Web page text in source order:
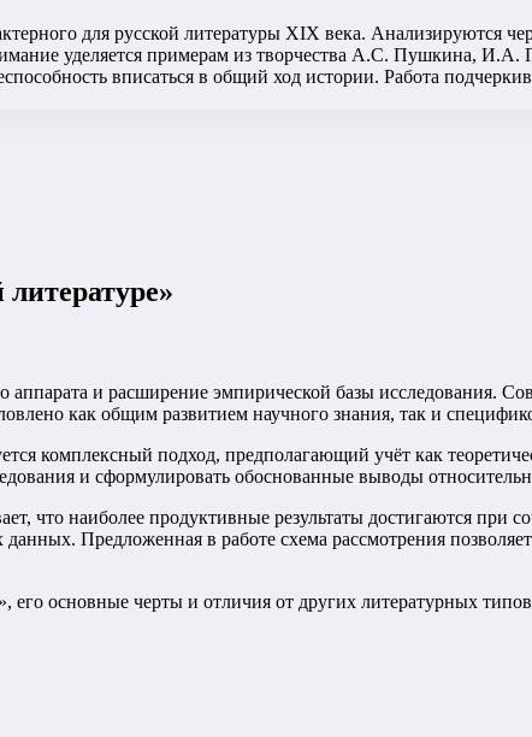
для русской литературы XIX века. Анализируются
уделяется примерам из творчества А.С. Пушкина, И.А.
вписаться в общий ход истории. Работа
»
аппарата и расширение эмпирической базы исследования.
как общим развитием научного знания, так и
комплексный подход, предполагающий учёт как
и сформулировать обоснованные выводы
что наиболее продуктивные результаты достигаются при
Предложенная в работе схема рассмотрения
его основные черты и отличия от других литературных